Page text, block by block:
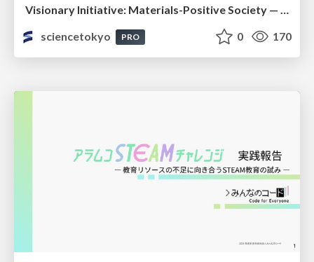
Visionary Initiative: Materials-Positive Society — Evolving “Things,” empowering a positive society | Science Tokyo
sciencetokyo
PRO 0 170